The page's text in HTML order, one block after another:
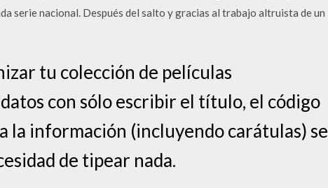
serie nacional. Después del salto y gracias al trabajo altruista de un
tu colección de películas
con sólo escribir el título, el código
la información (incluyendo carátulas) se
de tipear nada.